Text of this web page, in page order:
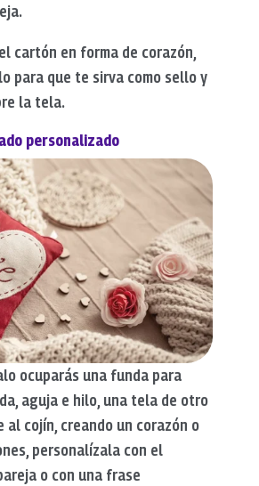
cartón en forma de corazón,
para que te sirva como sello y
la tela.
personalizado
ocuparás una funda para
aguja e hilo, una tela de otro
cojín, creando un corazón o
personalízala con el
o con una frase